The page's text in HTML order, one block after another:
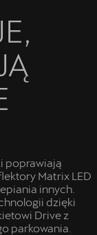
poprawiają
Matrix LED
innych.
dzięki
Drive z
parkowania.